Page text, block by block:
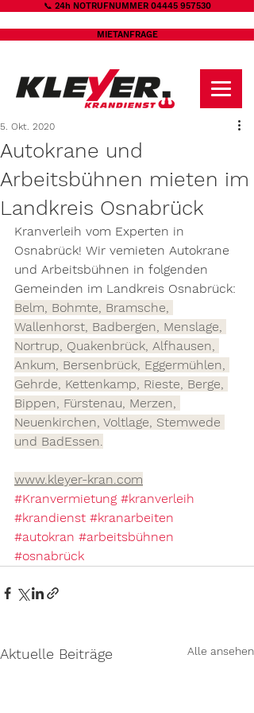
📞 24h NOTRUFNUMMER 04445 957530
MIETANFRAGE
Autokrane und
Arbeitsbühnen mieten im
Landkreis Osnabrück
5. Okt. 2020
Kranverleih vom Experten in
Osnabrück! Wir vemieten Autokrane
und Arbeitsbühnen in folgenden
Gemeinden im Landkreis Osnabrück:
Belm, Bohmte, Bramsche,
Wallenhorst, Badbergen, Menslage,
Nortrup, Quakenbrück, Alfhausen,
Ankum, Bersenbrück, Eggermühlen,
Gehrde, Kettenkamp, Rieste, Berge,
Bippen, Fürstenau, Merzen,
Neuenkirchen, Voltlage, Stemwede
und BadEssen.
www.kleyer-kran.com
#Kranvermietung #kranverleih
#krandienst #kranarbeiten
#autokran #arbeitsbühnen
#osnabrück
Aktuelle Beiträge Alle ansehen